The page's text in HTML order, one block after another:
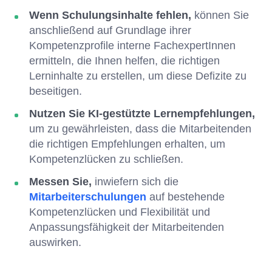
Wenn Schulungsinhalte fehlen, können Sie
anschließend auf Grundlage ihrer
Kompetenzprofile interne FachexpertInnen
ermitteln, die Ihnen helfen, die richtigen
Lerninhalte zu erstellen, um diese Defizite zu
beseitigen.
Nutzen Sie KI-gestützte Lernempfehlungen,
um zu gewährleisten, dass die Mitarbeitenden
die richtigen Empfehlungen erhalten, um
Kompetenzlücken zu schließen.
Messen Sie, inwiefern sich die
Mitarbeiterschulungen auf bestehende
Kompetenzlücken und Flexibilität und
Anpassungsfähigkeit der Mitarbeitenden
auswirken.